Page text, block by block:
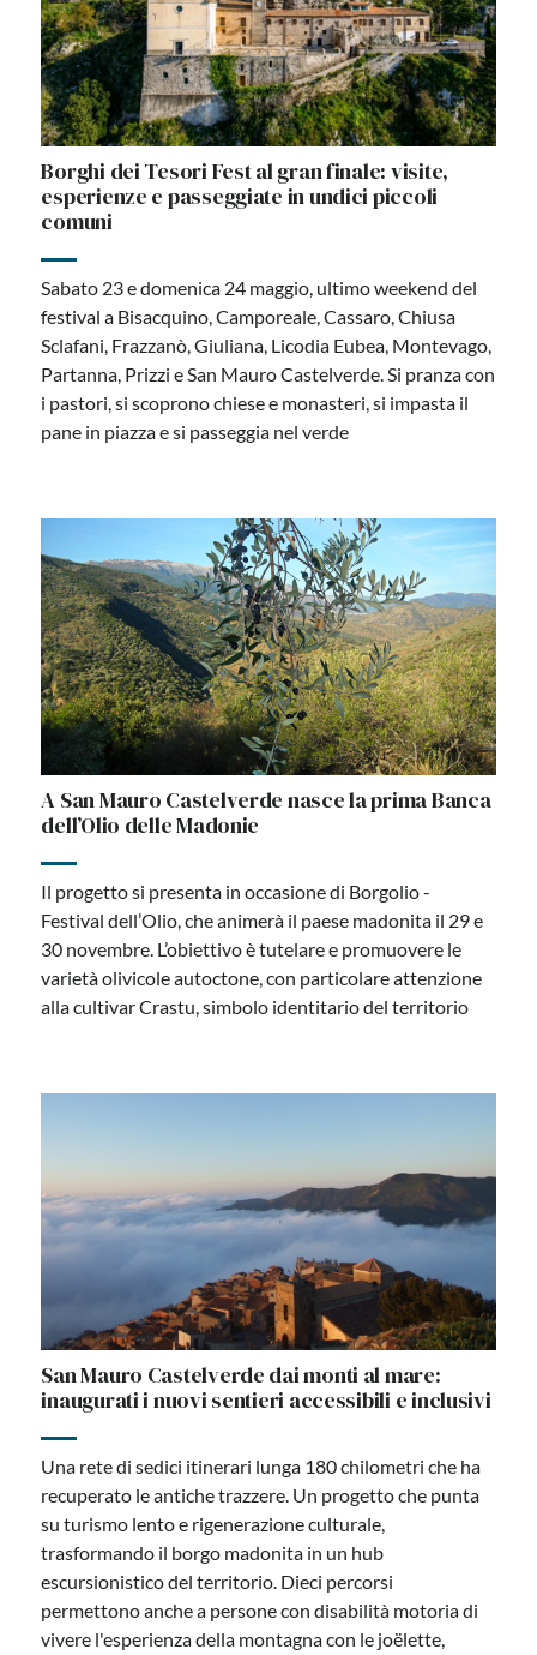
Borghi dei Tesori Fest al gran finale: visite,
esperienze e passeggiate in undici piccoli
comuni
Sabato 23 e domenica 24 maggio, ultimo weekend del
festival a Bisacquino, Camporeale, Cassaro, Chiusa
Sclafani, Frazzanò, Giuliana, Licodia Eubea, Montevago,
Partanna, Prizzi e San Mauro Castelverde. Si pranza con
i pastori, si scoprono chiese e monasteri, si impasta il
pane in piazza e si passeggia nel verde
A San Mauro Castelverde nasce la prima Banca
dell’Olio delle Madonie
Il progetto si presenta in occasione di Borgolio -
Festival dell’Olio, che animerà il paese madonita il 29 e
30 novembre. L’obiettivo è tutelare e promuovere le
varietà olivicole autoctone, con particolare attenzione
alla cultivar Crastu, simbolo identitario del territorio
San Mauro Castelverde dai monti al mare:
inaugurati i nuovi sentieri accessibili e inclusivi
Una rete di sedici itinerari lunga 180 chilometri che ha
recuperato le antiche trazzere. Un progetto che punta
su turismo lento e rigenerazione culturale,
trasformando il borgo madonita in un hub
escursionistico del territorio. Dieci percorsi
permettono anche a persone con disabilità motoria di
vivere l'esperienza della montagna con le joëlette,